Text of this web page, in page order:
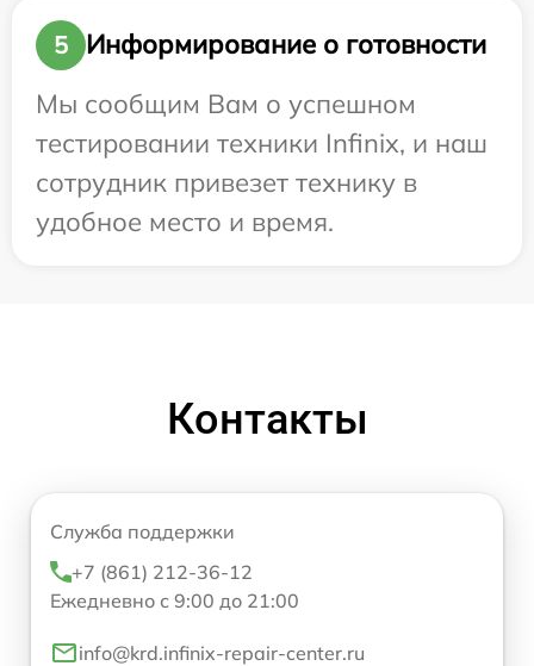
5
Информирование о готовности
Мы сообщим Вам о успешном
тестировании техники Infinix, и наш
сотрудник привезет технику в
удобное место и время.
Контакты
Служба поддержки
+7 (861) 212-36-12
Ежедневно с 9:00 до 21:00
info@krd.infinix-repair-center.ru